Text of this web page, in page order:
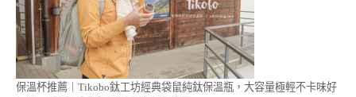
保溫杯推薦｜Tikobo鈦工坊經典袋鼠純鈦保溫瓶，大容量極輕不卡味好